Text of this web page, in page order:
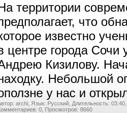
территории
что
известно
центре города Сочи
Кизилову.
Небольшой
у нас и
archi, Язык: Русский, Длительность: 03:40,
0, Просмотров: 8660